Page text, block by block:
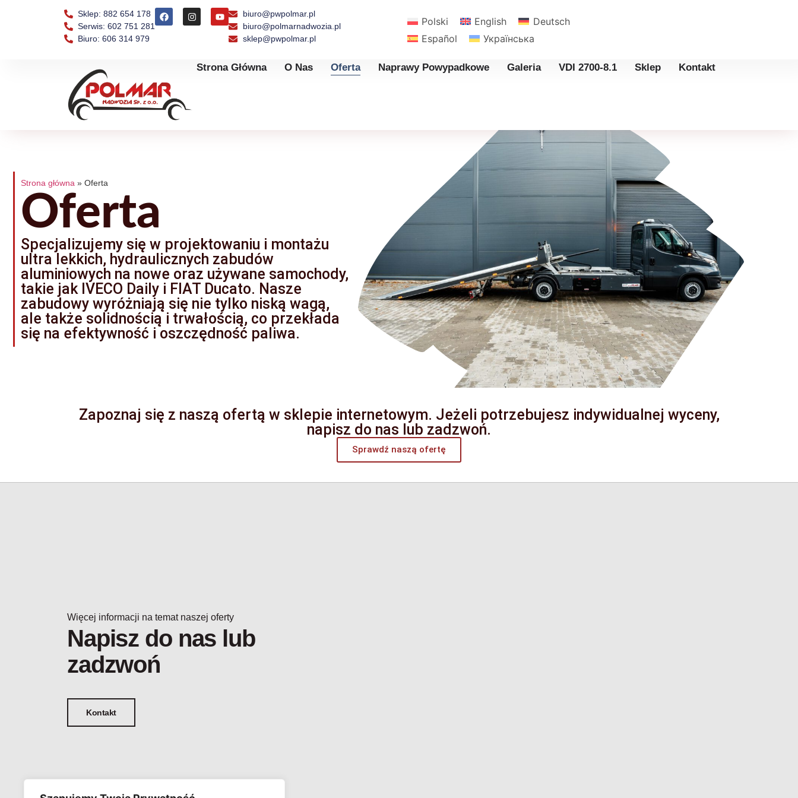
Sklep: 882 654 178
Serwis: 602 751 281
Biuro: 606 314 979
biuro@pwpolmar.pl
biuro@polmarnadwozia.pl
sklep@pwpolmar.pl
Polski English
Deutsch
Español
Українська
Strona Główna O Nas Oferta Naprawy Powypadkowe Galeria VDI 2700-8.1 Sklep Kontakt
Strona główna » Oferta
Oferta
Specjalizujemy się w projektowaniu i montażu
ultra lekkich, hydraulicznych zabudów
aluminiowych na nowe oraz używane samochody,
takie jak IVECO Daily i FIAT Ducato. Nasze
zabudowy wyróżniają się nie tylko niską wagą,
ale także solidnością i trwałością, co przekłada
się na efektywność i oszczędność paliwa.
Zapoznaj się z naszą ofertą w sklepie internetowym. Jeżeli potrzebujesz indywidualnej wyceny,
napisz do nas lub zadzwoń.
Sprawdź naszą ofertę
Więcej informacji na temat naszej oferty
Napisz do nas lub
zadzwoń
Kontakt